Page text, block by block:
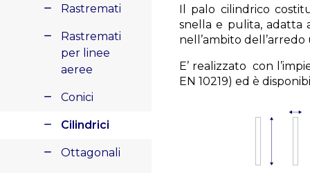
Rastremati
Rastremati
per linee
aeree
Conici
Cilindrici
Ottagonali
Il palo cilindrico
snella e pulita, adatta
nell’ambito dell’arredo
E’ realizzato con
EN 10219) ed è